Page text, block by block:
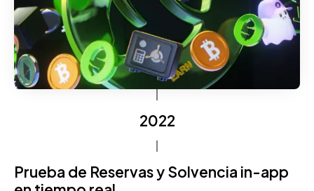
2022
Prueba de Reservas y Solvencia in-app